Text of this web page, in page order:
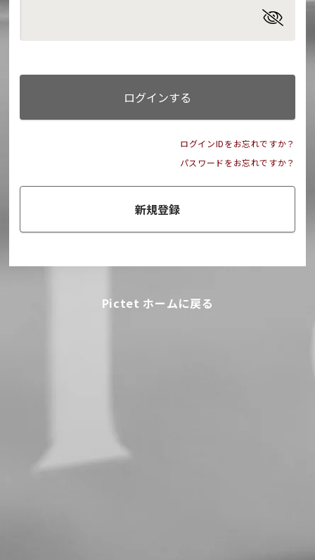
ログインする
ログインIDをお忘れですか？
パスワードをお忘れですか？
新規登録
Pictet ホームに戻る